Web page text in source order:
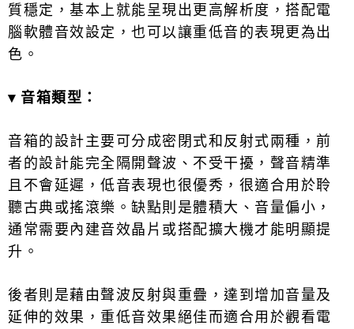
質穩定，基本上就能呈現出更高解析度，搭配電
腦軟體音效設定，也可以讓重低音的表現更為出
色。
▾ 音箱類型：
音箱的設計主要可分成密閉式和反射式兩種，前
者的設計能完全隔開聲波、不受干擾，聲音精準
且不會延遲，低音表現也很優秀，很適合用於聆
聽古典或搖滾樂。缺點則是體積大、音量偏小，
通常需要內建音效晶片或搭配擴大機才能明顯提
升。
後者則是藉由聲波反射與重疊，達到增加音量及
延伸的效果，重低音效果絕佳而適合用於觀看電